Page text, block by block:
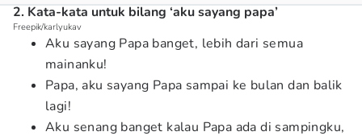
2. Kata-kata untuk bilang ‘aku sayang papa’
Freepik/karlyukav
Aku sayang Papa banget, lebih dari semua
mainanku!
Papa, aku sayang Papa sampai ke bulan dan balik
lagi!
Aku senang banget kalau Papa ada di sampingku,